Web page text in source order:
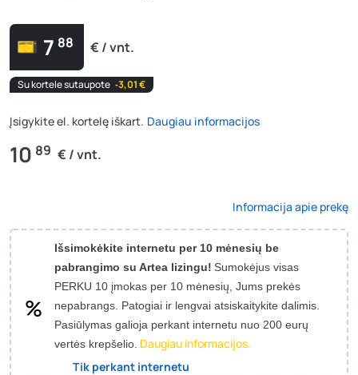
7 88 € / vnt.
Su kortele sutaupote ‐3,01 €
Įsigykite el. kortelę iškart. Daugiau informacijos
10 89 € / vnt.
Informacija apie prekę
Išsimokėkite internetu per 10 mėnesių be
pabrangimo su Artea lizingu! Sumokėjus visas
PERKU 10 įmokas per 10 mėnesių, Jums prekės
nepabrangs. Patogiai ir lengvai atsiskaitykite dalimis.
Pasiūlymas galioja perkant internetu nuo 200 eurų
vertės krepšelio. Daugiau informacijos.
Tik perkant internetu